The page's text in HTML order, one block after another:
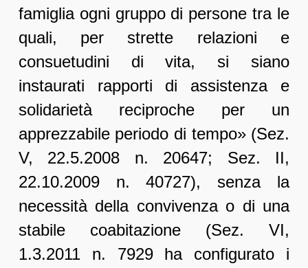
famiglia ogni gruppo di persone tra le
quali, per strette relazioni e
consuetudini di vita, si siano
instaurati rapporti di assistenza e
solidarietà reciproche per un
apprezzabile periodo di tempo» (Sez.
V, 22.5.2008 n. 20647; Sez. II,
22.10.2009 n. 40727), senza la
necessità della convivenza o di una
stabile coabitazione (Sez. VI,
1.3.2011 n. 7929 ha configurato i